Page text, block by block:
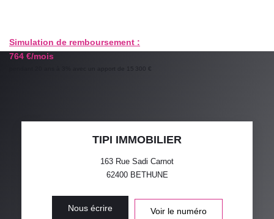
Simulation de remboursement :
764 €/mois
pendant 20 ans à 3% avec un apport de 15 300 €
TIPI IMMOBILIER
163 Rue Sadi Carnot
62400 BETHUNE
Nous écrire Voir le numéro